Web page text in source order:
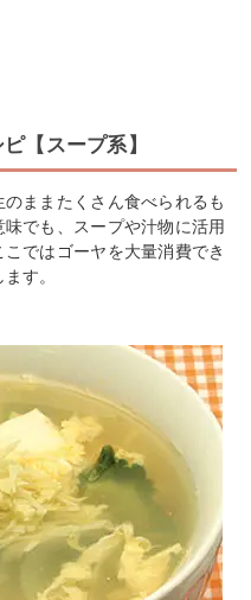
【スープ系】
ままたくさん食べられるも
でも、スープや汁物に活用
ではゴーヤを大量消費でき
す。